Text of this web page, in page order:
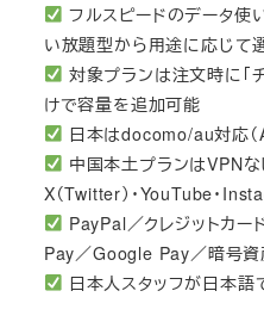
フルスピードのデータ使
い放題型から用途に応じて
対象プランは注文時に「
けで容量を追加可能
日本はdocomo/au対応（
中国本土プランはVPNな
X（Twitter）・YouTube・
PayPal／クレジットカー
Pay／Google Pay／暗号
日本人スタッフが日本語